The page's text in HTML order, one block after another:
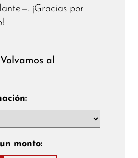
¡Gracias por
al
monto: